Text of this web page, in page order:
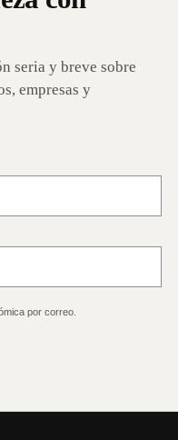
seria y breve sobre
empresas y
por correo.